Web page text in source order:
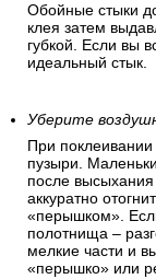
Обойные стыки
клея затем
губкой. Если вы
идеальный стык.
Уберите
При
пузыри.
после
аккуратно
«перышком».
полотнища –
мелкие части и
«перышко» или